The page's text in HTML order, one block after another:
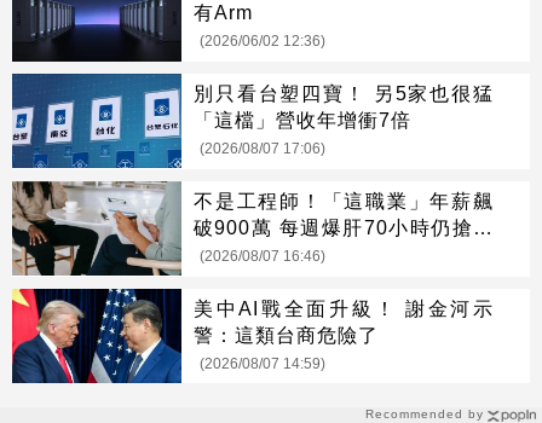
Recommended by
有Arm
(2026/06/02 12:36)
別只看台塑四寶！ 另5家也很猛
「這檔」營收年增衝7倍
(2026/08/07 17:06)
不是工程師！「這職業」年薪飆
破900萬 每週爆肝70小時仍搶破
頭
(2026/08/07 16:46)
美中AI戰全面升級！ 謝金河示
警：這類台商危險了
(2026/08/07 14:59)